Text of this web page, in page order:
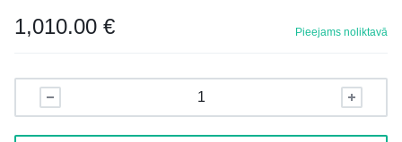
1,010.00 € Pieejams noliktavā